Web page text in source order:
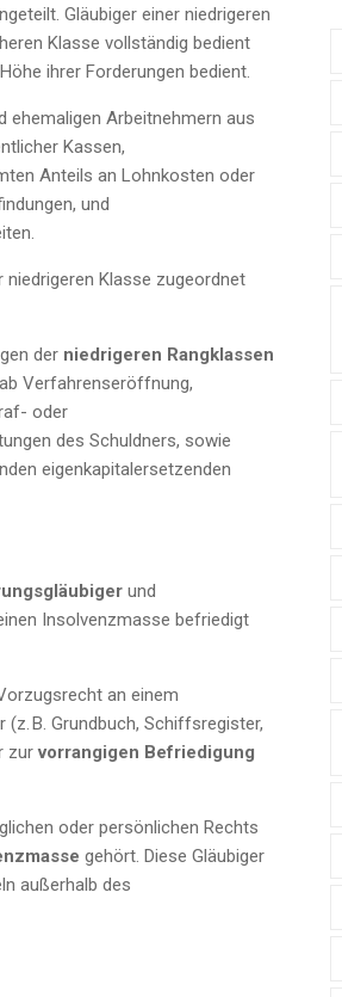
Gläubiger einer niedrigeren
Klasse vollständig bedient
ihrer Forderungen bedient.
ehemaligen Arbeitnehmern aus
Kassen,
Anteils an Lohnkosten oder
und
niedrigeren Klasse zugeordnet
der niedrigeren Rangklassen
Verfahrenseröffnung,
oder
des Schuldners, sowie
eigenkapitalersetzenden
und
Insolvenzmasse befriedigt
an einem
B. Grundbuch, Schiffsregister,
zurvorrangigen Befriedigung
oder persönlichen Rechts
gehört. Diese Gläubiger
außerhalb des